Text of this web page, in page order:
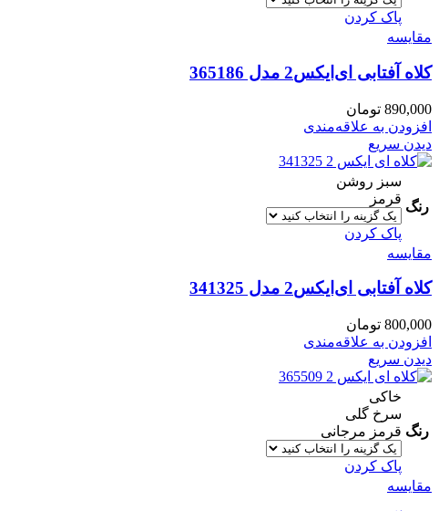
پاک کردن
مقایسه
کلاه آفتابی ای‌ایکس2 مدل 365186
890,000 تومان
افزودن به علاقه‌مندی
دیدن سریع
رنگ
سبز روشن
قرمز
پاک کردن
مقایسه
کلاه آفتابی ای‌ایکس2 مدل 341325
800,000 تومان
افزودن به علاقه‌مندی
دیدن سریع
رنگ
خاکی
سرخ گلی
قرمز مرجانی
پاک کردن
مقایسه